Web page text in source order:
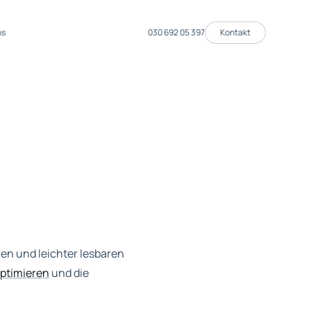
030 692 05 397 Kontakt
und leichter lesbaren
und die